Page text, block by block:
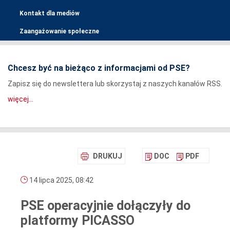
Kontakt dla mediów
Zaangażowanie społeczne
Chcesz być na bieżąco z informacjami od PSE?
Zapisz się do newslettera lub skorzystaj z naszych kanałów RSS.
więcej...
DRUKUJ DOC PDF
14 lipca 2025, 08:42
PSE operacyjnie dołączyły do
platformy PICASSO